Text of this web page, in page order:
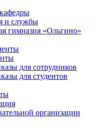
и службы
гимназия «Ольгино»
для сотрудников
для студентов
организации